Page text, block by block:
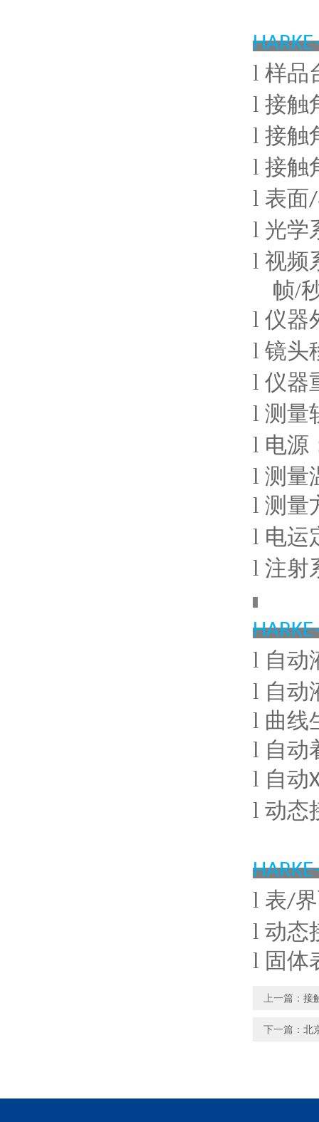
l 样品
l 接触
l 接触
l 接触
l 表面/
l 光学
l 视频
帧/
l 仪器
l 镜头
l 仪器
l 测量
l 电源
l 测量
l 测量
l 电运
l 注射
l 自动
l 自动
l 曲线
l 自动
l 自动
l 动态
l 表/
l 动态
l 固体
上一篇： 接
下一篇： 北